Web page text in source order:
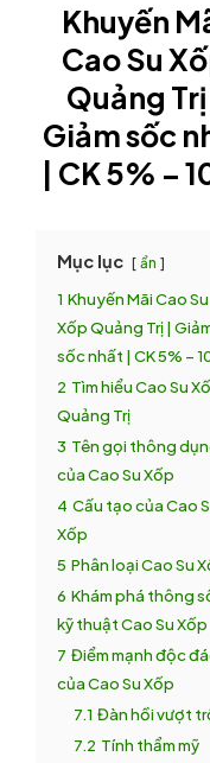
Khuyến
Cao Su
Quảng Trị
Giảm sốc
| CK 5% –
Mục lục ẩn
1 Khuyến Mãi Cao Su
Xốp Quảng Trị |
sốc nhất | CK 5% –
2 Tìm hiểu Cao Su
Quảng Trị
3 Tên gọi thông
của Cao Su Xốp
4 Cấu tạo của Cao
Xốp
5 Phân loại Cao Su
6 Khám phá thông
kỹ thuật Cao Su Xốp
7 Điểm mạnh độc
của Cao Su Xốp
7.1 Đàn hồi vượt
7.2 Tính thẩm mỹ